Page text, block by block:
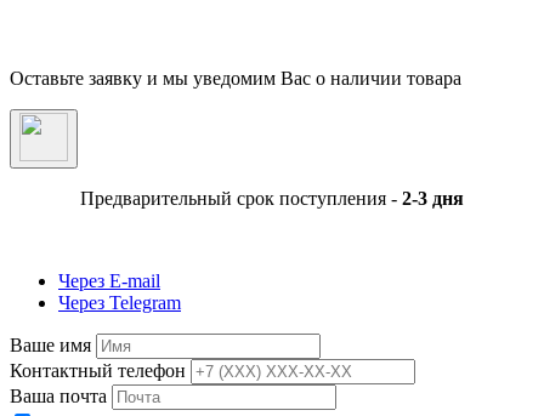
Оставьте заявку и мы уведомим Вас о наличии товара
Предварительный срок поступления - 2-3 дня
Через E-mail
Через Telegram
Ваше имя
Контактный телефон
Ваша почта